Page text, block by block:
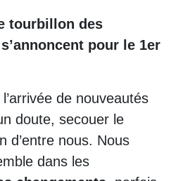
tourbillon des
pour le 1er
de nouveautés
doute, secouer le
d’entre nous. Nous
dans les